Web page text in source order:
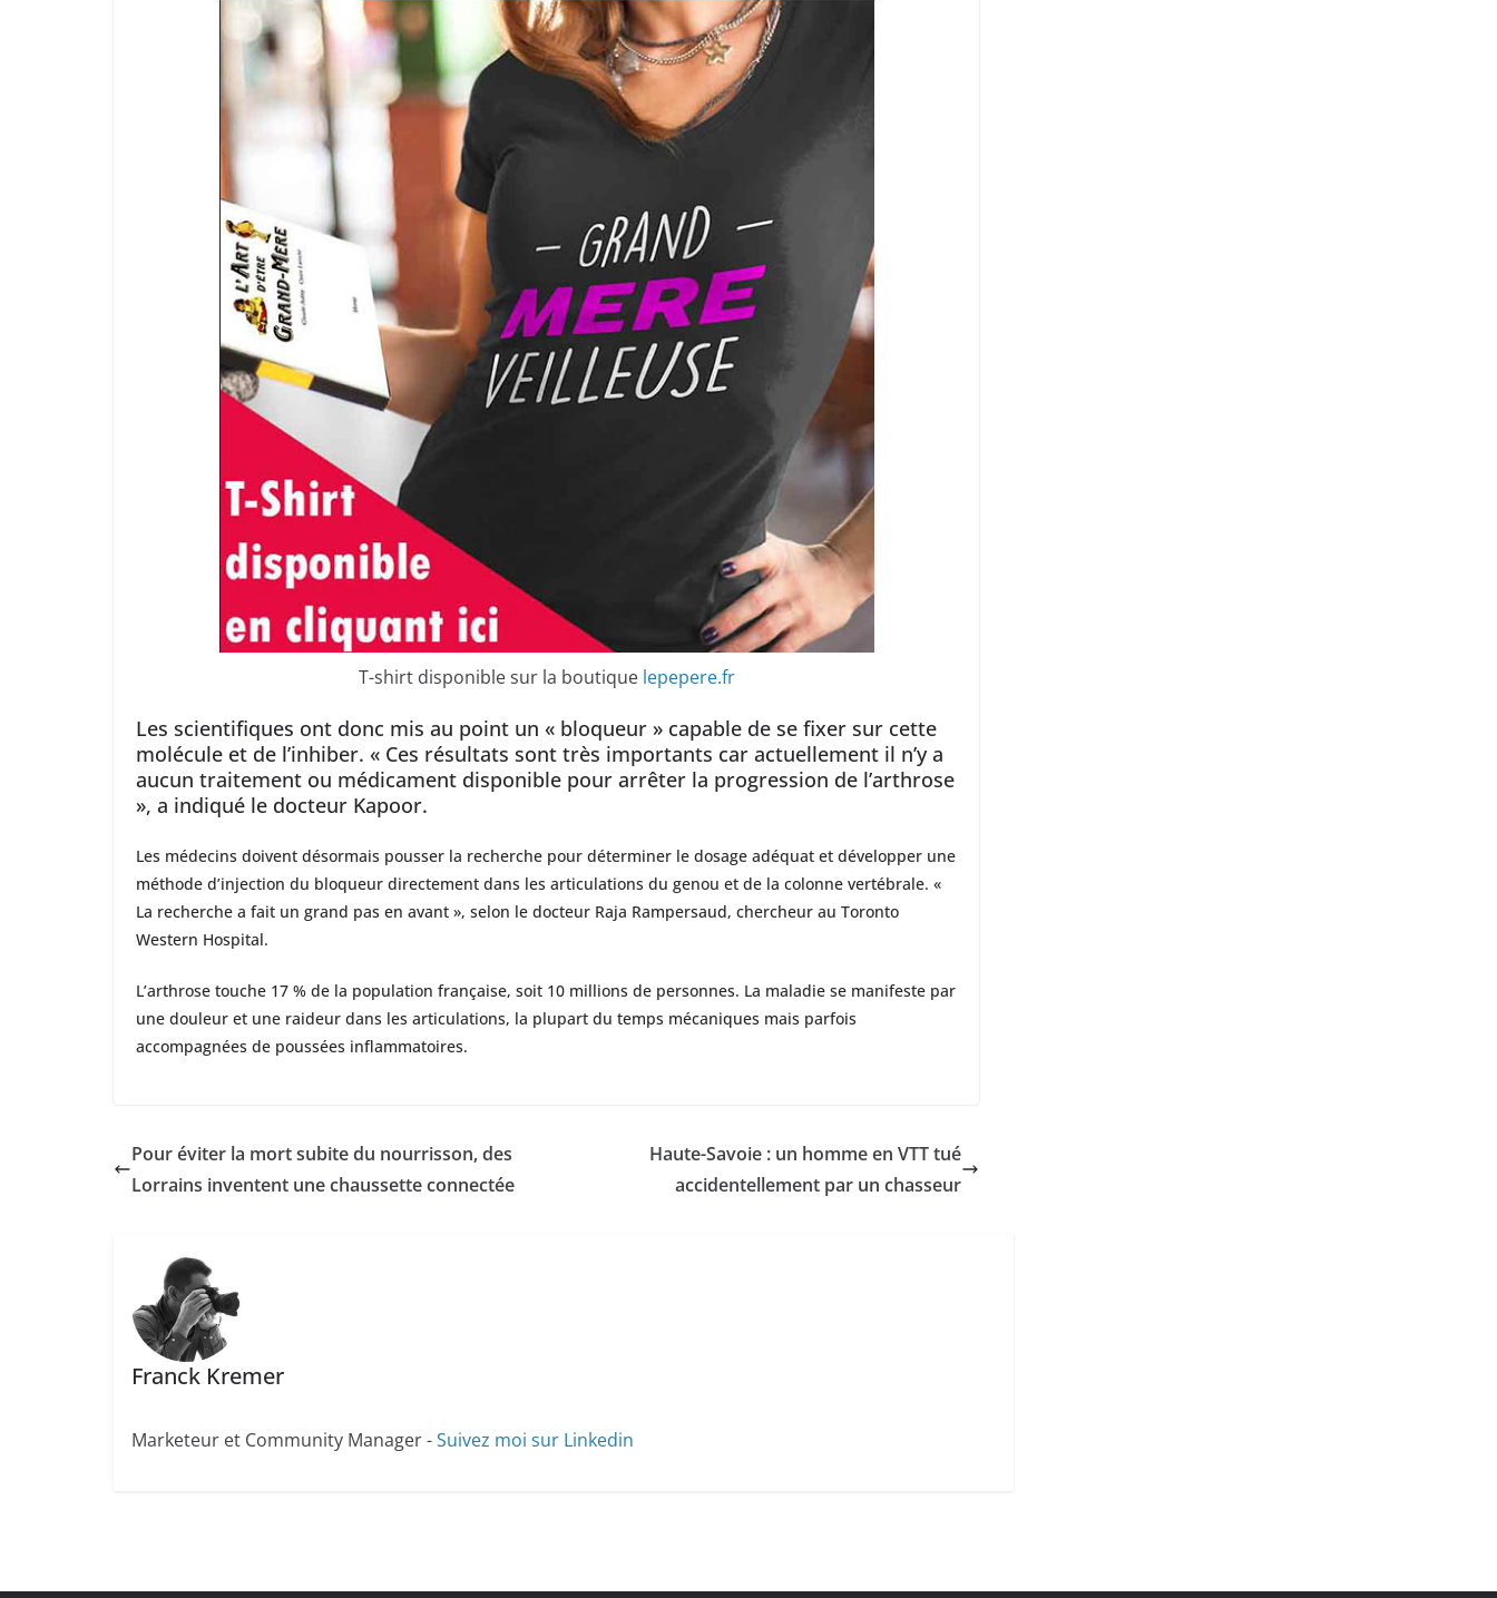
T-shirt disponible sur la boutique lepepere.fr
Les scientifiques ont donc mis au point un « bloqueur » capable de se fixer sur cette
molécule et de l’inhiber. « Ces résultats sont très importants car actuellement il n’y a
aucun traitement ou médicament disponible pour arrêter la progression de l’arthrose
», a indiqué le docteur Kapoor.
Les médecins doivent désormais pousser la recherche pour déterminer le dosage adéquat et développer une
méthode d’injection du bloqueur directement dans les articulations du genou et de la colonne vertébrale. «
La recherche a fait un grand pas en avant », selon le docteur Raja Rampersaud, chercheur au Toronto
Western Hospital.
L’arthrose touche 17 % de la population française, soit 10 millions de personnes. La maladie se manifeste par
une douleur et une raideur dans les articulations, la plupart du temps mécaniques mais parfois
accompagnées de poussées inflammatoires.
Pour éviter la mort subite du nourrisson, des
Lorrains inventent une chaussette connectée
Haute-Savoie : un homme en VTT tué
accidentellement par un chasseur
Franck Kremer
Marketeur et Community Manager -Suivez moi sur Linkedin